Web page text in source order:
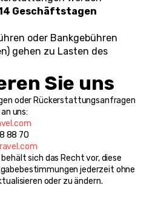
Geschäftstagen
oder Bankgebühren
gehen zu Lasten des
Sie uns
oder Rückerstattungsanfragen
uns:
88 70
sich das Recht vor, diese
jederzeit ohne
oder zu ändern.